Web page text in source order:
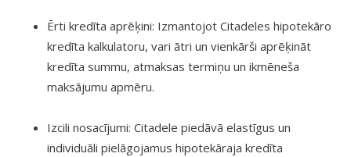
Ērti kredīta aprēķini: Izmantojot Citadeles hipotekāro
kredīta kalkulatoru, vari ātri un vienkārši aprēķināt
kredīta summu, atmaksas termiņu un ikmēneša
maksājumu apmēru.
Izcili nosacījumi: Citadele piedāvā elastīgus un
individuāli pielāgojamus hipotekāraja kredīta